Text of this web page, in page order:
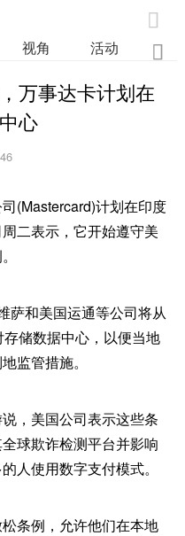

视角 活动 业

万事达卡计划在
心
(Mastercard)计划在印度
二表示，它开始遵守美
萨和美国运通等公司将从
储数据中心，以便当地
监管措施。
，美国公司表示这些条
球欺诈检测平台并影响
人使用数字支付模式。
条例，允许他们在本地